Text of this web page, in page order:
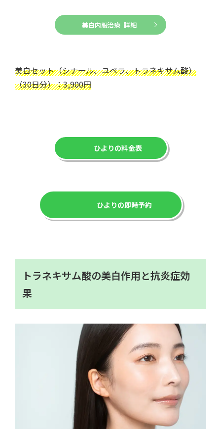
美白内服治療 詳細
美白セット（シナール、ユベラ、トラネキサム酸）
（30日分）：3,900円
ひよりの料金表
ひよりの即時予約
トラネキサム酸の美白作用と抗炎症効
果